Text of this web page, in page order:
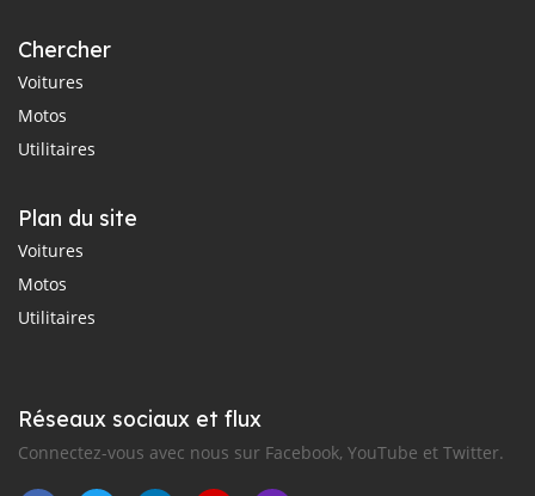
Chercher
Voitures
Motos
Utilitaires
Plan du site
Voitures
Motos
Utilitaires
Réseaux sociaux et flux
Connectez-vous avec nous sur Facebook, YouTube et Twitter.